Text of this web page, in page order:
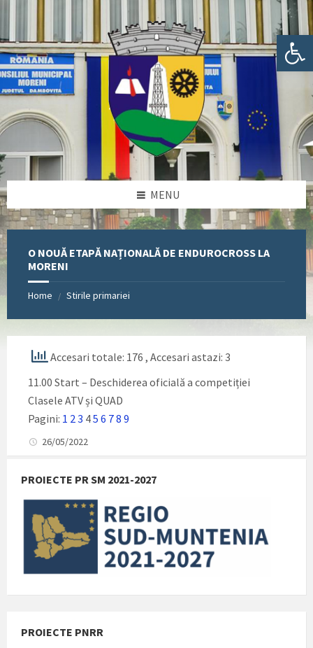
Deschide bara de unelte
sidebar
sidebar
MENU
O NOUĂ ETAPĂ NAȚIONALĂ DE ENDUROCROSS LA
MORENI
Home / Stirile primariei
Accesari totale: 176 , Accesari astazi: 3
11.00 Start – Deschiderea oficială a competiției
Clasele ATV și QUAD
Pagini: 1 2 3 45 6 78 9
26/05/2022
PROIECTE PR SM 2021-2027
PROIECTE PNRR